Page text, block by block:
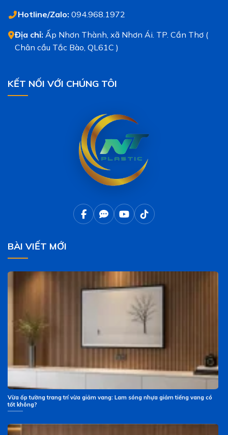
Hotline/Zalo: 094.968.1972
Địa chỉ: Ấp Nhơn Thành, xã Nhơn Ái. TP. Cần Thơ (
Chân cầu Tắc Bào, QL61C )
KẾT NỐI VỚI CHÚNG TÔI
BÀI VIẾT MỚI
Vừa ốp tường trang trí vừa giảm vang: Lam sóng nhựa giảm tiếng vang có
tốt không?